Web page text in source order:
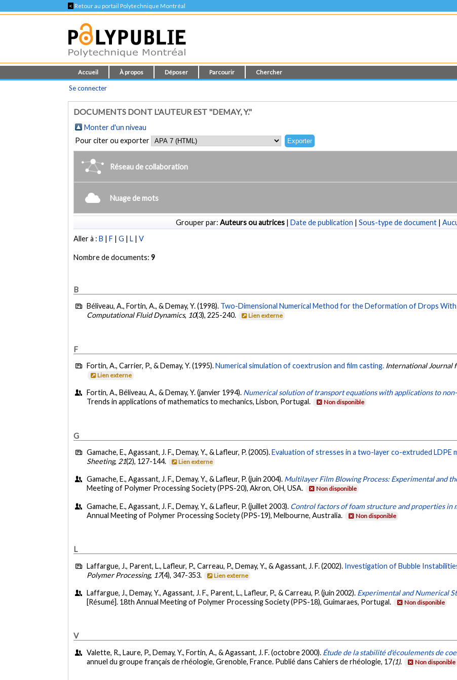
< Retour au portail Polytechnique Montréal
Accueil À propos Déposer Parcourir Chercher
Se connecter
DOCUMENTS DONT L'AUTEUR EST "DEMAY, Y."
Monter d'un niveau
Pour citer ou exporter
Réseau de collaboration
Nuage de mots
Grouper par: Auteurs ou autrices | Date de publication | Sous-type de document |
Aller à :B |F |G |L |V
Nombre de documents:9
B
Béliveau, A., Fortin, A., & Demay, Y. (1998). Two-Dimensional Numerical Method for the Deformation of Drops With
Computational Fluid Dynamics, 10(3), 225-240. Lien externe
F
Fortin, A., Carrier, P., & Demay, Y. (1995).Numerical simulation of coextrusion and film casting. International Journal
Lien externe
Fortin, A., Béliveau, A., & Demay, Y. (janvier 1994). Numerical solution of transport equations with applications to
Trends in applications of mathematics to mechanics, Lisbon, Portugal.
Non disponible
G
Gamache, E., Agassant, J. F., Demay, Y., & Lafleur, P. (2005).Evaluation of stresses in a two-layer co-extruded LDPE
Sheeting, 21(2), 127-144. Lien externe
Gamache, E., Agassant, J. F., Demay, Y., & Lafleur, P. (juin 2004). Multilayer Film Blowing Process: Experimental and
Meeting of Polymer Processing Society (PPS-20), Akron, OH, USA.
Non disponible
Gamache, E., Agassant, J. F., Demay, Y., & Lafleur, P. (juillet 2003). Control factors of foam structure and properties
Annual Meeting of Polymer Processing Society (PPS-19), Melbourne, Australia.
Non disponible
L
Laffargue, J., Parent, L., Lafleur, P., Carreau, P., Demay, Y., & Agassant, J. F. (2002). Investigation of Bubble
Polymer Processing, 17(4), 347-353. Lien externe
Laffargue, J., Demay, Y., Agassant, J. F., Parent, L., Lafleur, P., & Carreau, P. (juin 2002). Experimental and Numerical
[Résumé]. 18th Annual Meeting of Polymer Processing Society (PPS-18), Guimaraes, Portugal.
Non disponible
V
Valette, R., Laure, P., Demay, Y., Fortin, A., & Agassant, J. F. (octobre 2000). Étude de la stabilité d'écoulements de
annuel du groupe français de rhéologie, Grenoble, France. Publié dans Cahiers de rhéologie, 17(1). Non disponible